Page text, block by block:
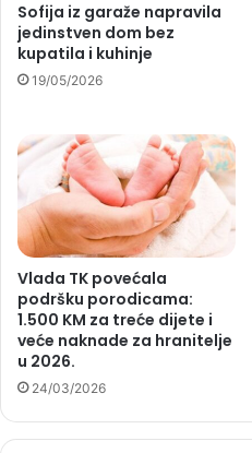
Sofija iz garaže napravila
jedinstven dom bez
kupatila i kuhinje
19/05/2026
Vlada TK povećala
podršku porodicama:
1.500 KM za treće dijete i
veće naknade za hranitelje
u 2026.
24/03/2026